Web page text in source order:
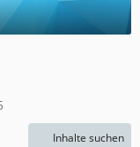
Inhalte suchen